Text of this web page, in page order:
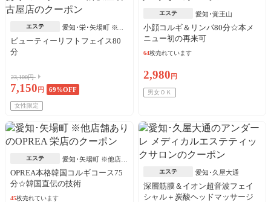
エステ
愛知･栄･矢場町 ※他
店舗あり
ビューティーリフトフェイス80
分
23,100円
7,150 円 69%OFF
女性限定
エステ 愛知･覚王山
小顔コルギ＆リンパ80分☆本メ
ニュー初の再来可
64枚売れています
2,980 円
男女ＯＫ
エステ
愛知･矢場町 ※他店舗
あり
OPREA本格韓国コルギコース75
分☆韓国直伝の技術
45枚売れています
エステ 愛知･久屋大通
深層筋膜＆イオン超音波フェイ
シャル＋炭酸ヘッドマッサージ